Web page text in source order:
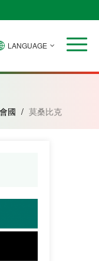
林
LANGUAGE
國 / 莫桑比克